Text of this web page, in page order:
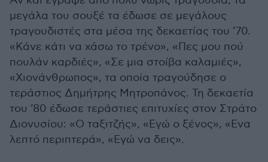
μεγάλα του σουξέ τα έδωσε σε μεγάλους
τραγουδιστές στα μέσα της δεκαετίας του ’70.
«Κάνε κάτι να χάσω το τρένο», «Πες μου πού
πουλάν καρδιές», «Σε μια στοίβα καλαμιές»,
«Χιονάνθρωπος», τα οποία τραγούδησε ο
τεράστιος Δημήτρης Μητροπάνος. Τη δεκαετία
του ’80 έδωσε τεράστιες επιτυχίες στον Στράτο
Διονυσίου: «Ο ταξιτζής», «Εγώ ο ξένος», «Ενα
λεπτό περιπτερά», «Εγώ να δεις».